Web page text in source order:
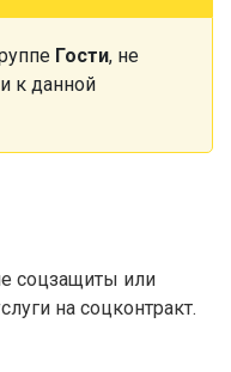
Гости, не
к данной
соцзащиты или
на соцконтракт.